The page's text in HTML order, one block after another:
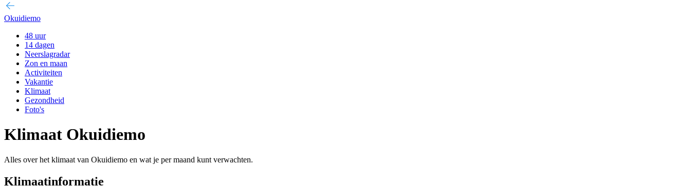
Okuidiemo
48 uur
14 dagen
Neerslagradar
Zon en maan
Activiteiten
Vakantie
Klimaat
Gezondheid
Foto's
Klimaat Okuidiemo
Alles over het klimaat van Okuidiemo en wat je per maand kunt verwachten.
Klimaatinformatie